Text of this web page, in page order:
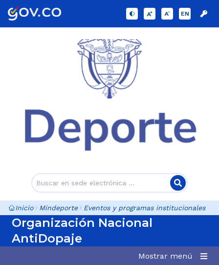
EN
Inicio Mindeporte Eventos y programas institucionales
Organización Nacional
AntiDopaje
Mostrar menú